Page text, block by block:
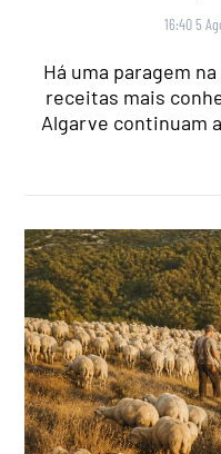
16:40 5
Há uma paragem
receitas mais
Algarve continuam